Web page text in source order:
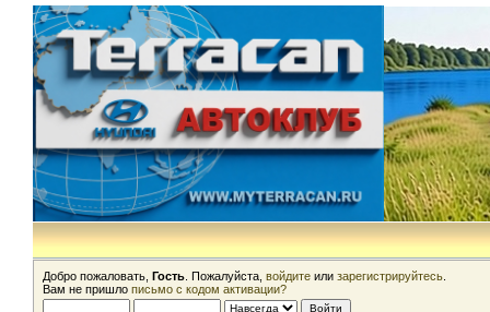
Добро пожаловать, Гость . Пожалуйста, войдите или зарегистрируйтесь
Вам не пришло письмо с кодом активации?